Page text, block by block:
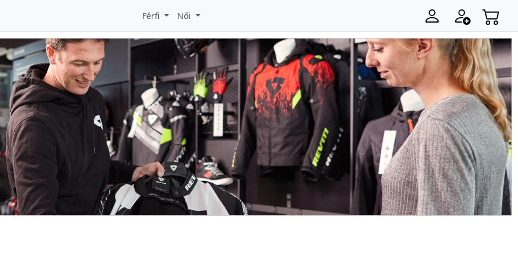
Férfi Női